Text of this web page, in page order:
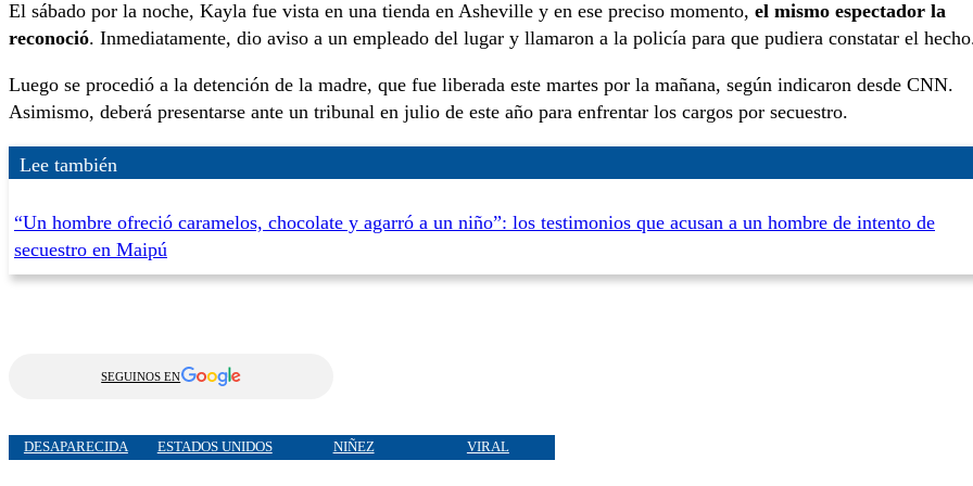
El sábado por la noche, Kayla fue vista en una tienda en Asheville y en ese preciso momento, el mismo espectador la
reconoció. Inmediatamente, dio aviso a un empleado del lugar y llamaron a la policía para que pudiera constatar el
Luego se procedió a la detención de la madre, que fue liberada este martes por la mañana, según indicaron desde CNN.
Asimismo, deberá presentarse ante un tribunal en julio de este año para enfrentar los cargos por secuestro.
Lee también
“Un hombre ofreció caramelos, chocolate y agarró a un niño”: los testimonios que acusan a un hombre de intento de
secuestro en Maipú
SEGUINOS EN
DESAPARECIDA ESTADOS UNIDOS NIÑEZ VIRAL